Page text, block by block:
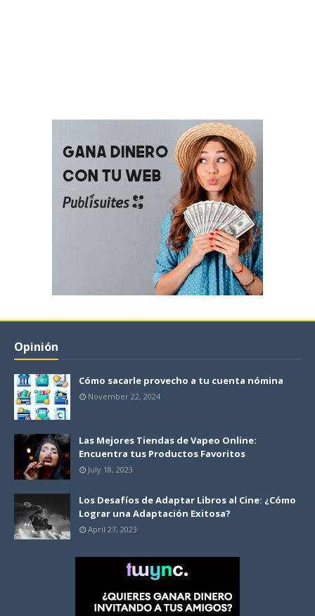
Opinión
Cómo sacarle provecho a tu cuenta nómina
November 22, 2024
Las Mejores Tiendas de Vapeo Online:
Encuentra tus Productos Favoritos
July 18, 2023
Los Desafíos de Adaptar Libros al Cine: ¿Cómo
Lograr una Adaptación Exitosa?
April 27, 2023